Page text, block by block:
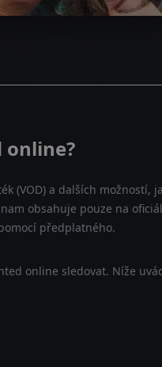
online?
(VOD) a dalších možností,
obsahuje pouze na
předplatného.
online sledovat. Níže